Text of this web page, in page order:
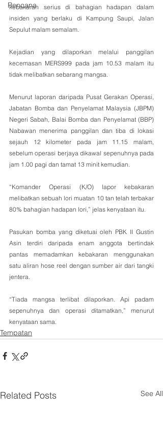
Rencana
kebakaran serius di bahagian hadapan dalam
insiden yang berlaku di Kampung Saupi, Jalan
Sepulut malam semalam.
Kejadian yang dilaporkan melalui panggilan
kecemasan MERS999 pada jam 10.53 malam itu
tidak melibatkan sebarang mangsa.
Menurut laporan daripada Pusat Gerakan Operasi,
Jabatan Bomba dan Penyelamat Malaysia (JBPM)
Negeri Sabah, Balai Bomba dan Penyelamat (BBP)
Nabawan menerima panggilan dan tiba di lokasi
sejauh 12 kilometer pada jam 11.15 malam,
sebelum operasi berjaya dikawal sepenuhnya pada
jam 1.00 pagi dan tamat 13 minit kemudian.
“Komander Operasi (K/O) lapor kebakaran
melibatkan sebuah lori muatan 10 tan telah terbakar
80% bahagian hadapan lori,” jelas kenyataan itu.
Pasukan bomba yang diketuai oleh PBK II Gustin
Asin terdiri daripada enam anggota bertindak
pantas memadamkan kebakaran menggunakan
satu aliran hose reel dengan sumber air dari tangki
jentera.
“Tiada mangsa terlibat dilaporkan. Api padam
sepenuhnya dan operasi ditamatkan,” menurut
kenyataan sama.
Tempatan
Related Posts See All